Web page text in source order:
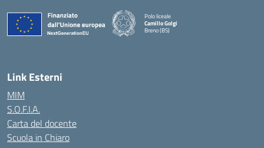
Polo liceale
Camillo Golgi
Breno (BS)
Link Esterni
MIM
S.O.F.I.A.
Carta del docente
Scuola in Chiaro